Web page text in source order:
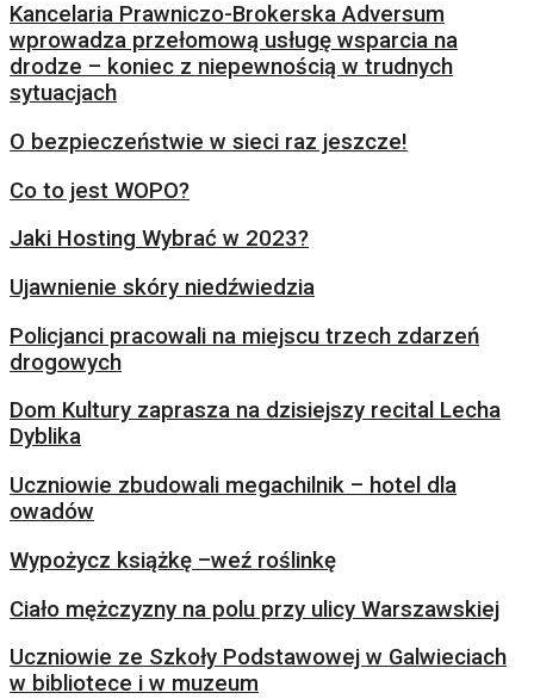
Kancelaria Prawniczo-Brokerska Adversum
wprowadza przełomową usługę wsparcia na
drodze – koniec z niepewnością w trudnych
sytuacjach
O bezpieczeństwie w sieci raz jeszcze!
Co to jest WOPO?
Jaki Hosting Wybrać w 2023?
Ujawnienie skóry niedźwiedzia
Policjanci pracowali na miejscu trzech zdarzeń
drogowych
Dom Kultury zaprasza na dzisiejszy recital Lecha
Dyblika
Uczniowie zbudowali megachilnik – hotel dla
owadów
Wypożycz książkę –weź roślinkę
Ciało mężczyzny na polu przy ulicy Warszawskiej
Uczniowie ze Szkoły Podstawowej w Galwieciach
w bibliotece i w muzeum